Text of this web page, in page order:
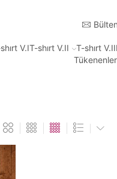
Bülten
V.IT-shırt V.II
T-shırt
Tükenenler